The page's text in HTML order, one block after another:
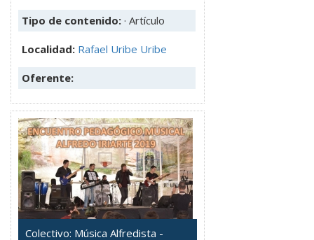
Tipo de contenido: · Artículo
Localidad: Rafael Uribe Uribe
Oferente:
Colectivo: Música Alfredista -